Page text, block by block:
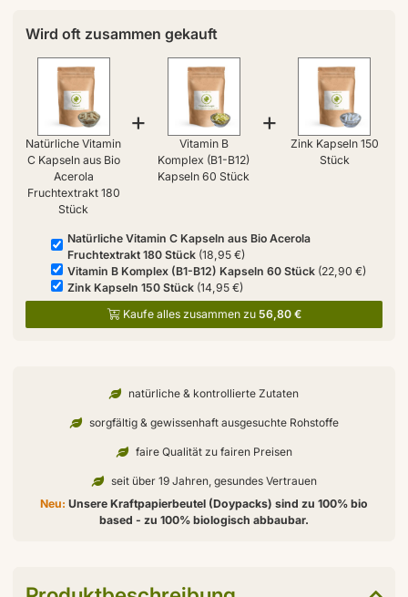
Wird oft zusammen gekauft
Natürliche Vitamin
C Kapseln aus Bio
Acerola
Fruchtextrakt 180
Stück
+
Vitamin B
Komplex (B1-B12)
Kapseln 60 Stück
+
Zink Kapseln 150
Stück
Natürliche Vitamin C Kapseln aus Bio Acerola
Fruchtextrakt 180 Stück(18,95 €)
Vitamin B Komplex (B1-B12) Kapseln 60 Stück(22,90 €)
Zink Kapseln 150 Stück(14,95 €)
Kaufe alles zusammen zu 56,80 €
natürliche & kontrollierte Zutaten
sorgfältig & gewissenhaft ausgesuchte Rohstoffe
faire Qualität zu fairen Preisen
seit über 19 Jahren, gesundes Vertrauen
Neu: Unsere Kraftpapierbeutel (Doypacks) sind zu 100% bio
based - zu 100% biologisch abbaubar.